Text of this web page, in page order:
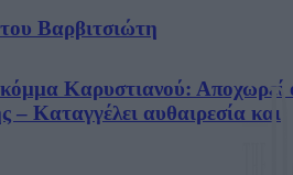
Βαρβιτσιώτη
Καρυστιανού: Αποχωρεί
Καταγγέλει αυθαιρεσία και